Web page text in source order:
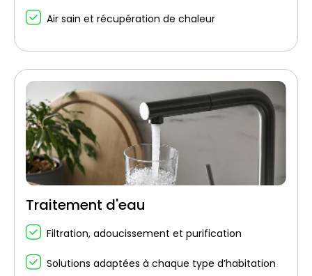
Air sain et récupération de chaleur
Traitement d'eau
Filtration, adoucissement et purification
Solutions adaptées à chaque type d’habitation